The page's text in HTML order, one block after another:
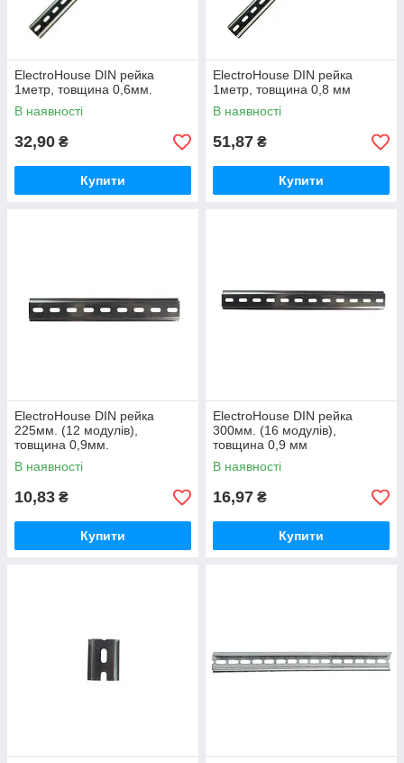
ElectroHouse DIN рейка
1метр, товщина 0,6мм.
В наявності
32,90 ₴
Купити
ElectroHouse DIN рейка
1метр, товщина 0,8 мм
В наявності
51,87 ₴
Купити
ElectroHouse DIN рейка
225мм. (12 модулів),
товщина 0,9мм.
В наявності
10,83 ₴
Купити
ElectroHouse DIN рейка
300мм. (16 модулів),
товщина 0,9 мм
В наявності
16,97 ₴
Купити